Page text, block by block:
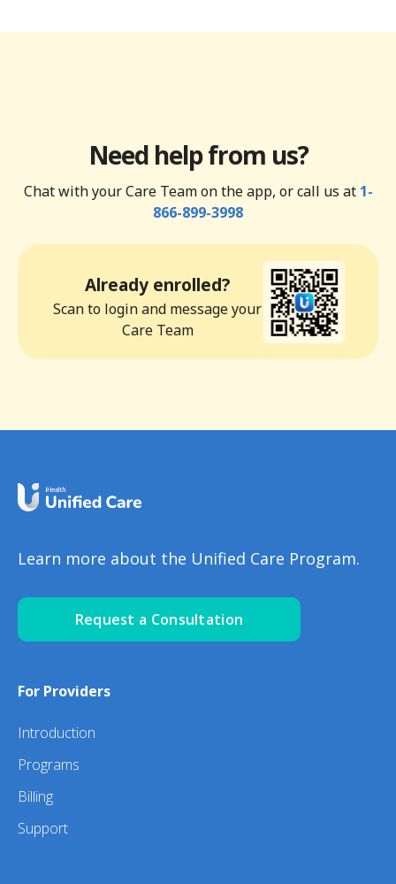
Need help from us?
Chat with your Care Team on the app, or call us at 1-
866-899-3998
Already enrolled?
Scan to login and message your
Care Team
Learn more about the Unified Care Program.
Request a Consultation
For Providers
Introduction
Programs
Billing
Support